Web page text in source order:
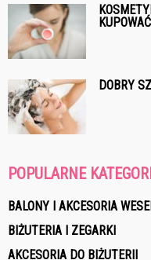
DOBRY
POPULARNE
BALONY I AKCESORIA
BIŻUTERIA I ZEGARKI
AKCESORIA DO BIŻUTERII